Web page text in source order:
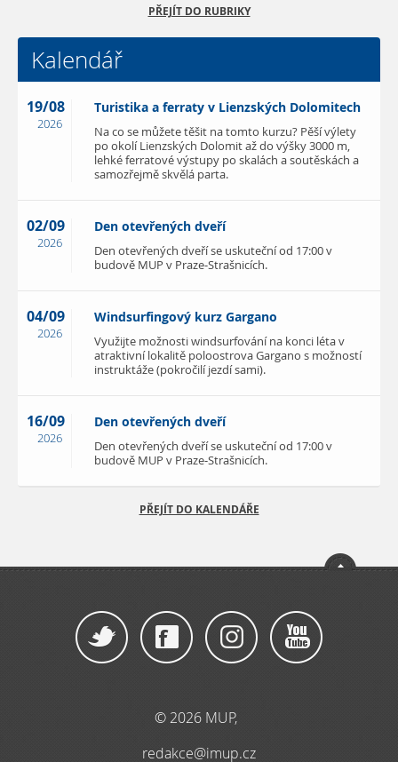
PŘEJÍT DO RUBRIKY
Kalendář
19/08
2026
Turistika a ferraty v Lienzských Dolomitech
Na co se můžete těšit na tomto kurzu? Pěší výlety
po okolí Lienzských Dolomit až do výšky 3000 m,
lehké ferratové výstupy po skalách a soutěskách a
samozřejmě skvělá parta.
02/09
2026
Den otevřených dveří
Den otevřených dveří se uskuteční od 17:00 v
budově MUP v Praze-Strašnicích.
04/09
2026
Windsurfingový kurz Gargano
Využijte možnosti windsurfování na konci léta v
atraktivní lokalitě poloostrova Gargano s možností
instruktáže (pokročilí jezdí sami).
16/09
2026
Den otevřených dveří
Den otevřených dveří se uskuteční od 17:00 v
budově MUP v Praze-Strašnicích.
PŘEJÍT DO KALENDÁŘE
© 2026 MUP,
redakce@imup.cz